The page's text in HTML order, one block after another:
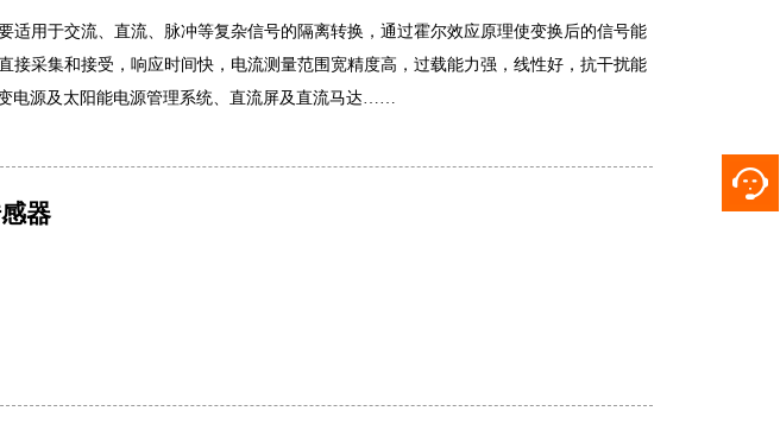
适用于交流、直流、脉冲等复杂信号的隔离转换，通过霍尔效应原理使变换后的信号能
接采集和接受，响应时间快，电流测量范围宽精度高，过载能力强，线性好，抗干扰能
电源及太阳能电源管理系统、直流屏及直流马达……
器